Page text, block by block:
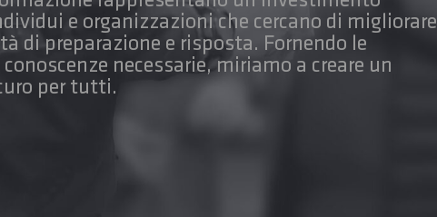
e organizzazioni che cercano di migliorare
di preparazione e risposta. Fornendo le
necessarie, miriamo a creare un
per tutti.